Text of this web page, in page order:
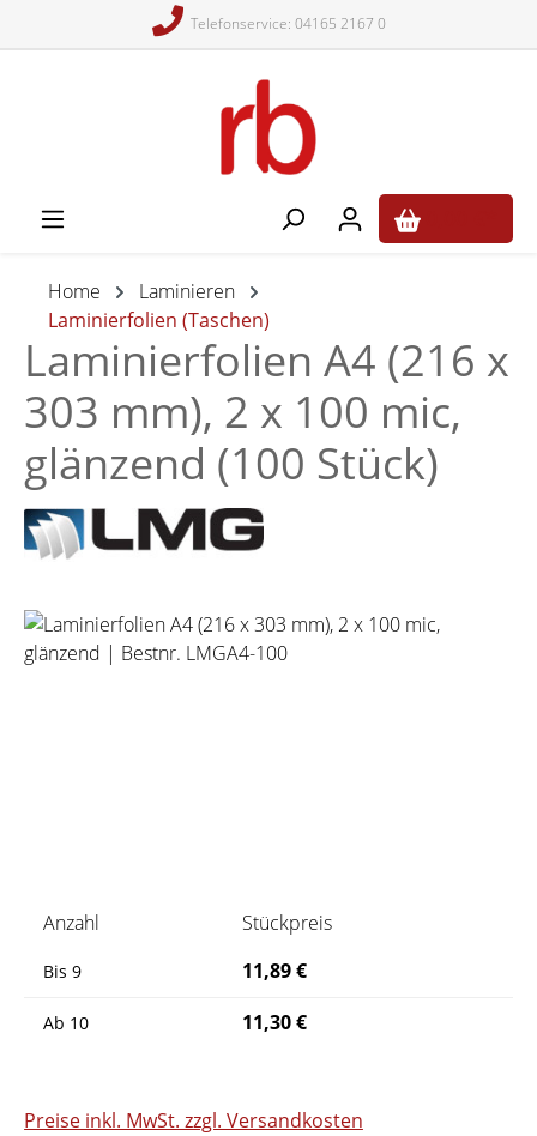
Telefonservice: 04165 2167 0
Home
Laminieren
Laminierfolien (Taschen)
Laminierfolien A4 (216 x
303 mm), 2 x 100 mic,
glänzend (100 Stück)
Bildergalerie überspringen
Anzahl Stückpreis
Bis 9 11,89 €
Ab 10 11,30 €
Preise inkl. MwSt. zzgl. Versandkosten